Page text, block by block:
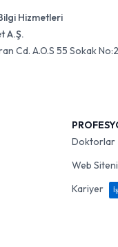
Hizmetleri
A.Ş.
Cd. A.O.S 55 Sokak
Doktorlar
Web
Kariyer